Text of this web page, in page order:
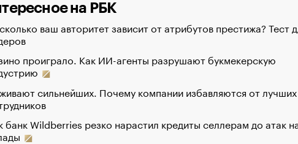
на РБК
ваш авторитет зависит от атрибутов престижа? Тест
проиграло. Как ИИ-агенты разрушают букмекерскую
сильнейших. Почему компании избавляются от лучших
банк Wildberries резко нарастил кредиты селлерам до атак